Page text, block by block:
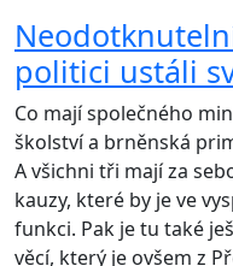
politici ustáli
Co mají společného
školství a brněnská
A všichni tři mají za
kauzy, které by je ve
funkci. Pak je tu také
věcí, který je ovšem z